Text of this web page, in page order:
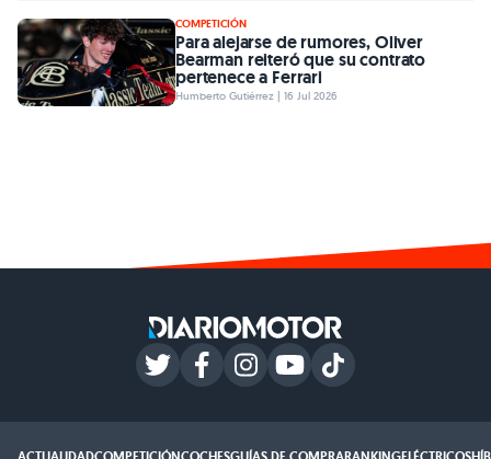
COMPETICIÓN
Para alejarse de rumores, Oliver
Bearman reiteró que su contrato
pertenece a Ferrari
Humberto Gutiérrez | 16 Jul 2026